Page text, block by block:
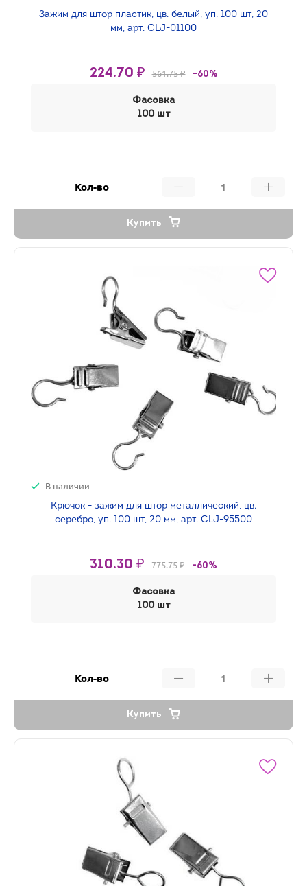
Зажим для штор пластик, цв. белый, уп. 100 шт, 20
мм, арт. CLJ-01100
224.70 ₽ 561.75 ₽ -60%
Фасовка
100 шт
Кол-во
Купить
В наличии
Крючок - зажим для штор металлический, цв.
серебро, уп. 100 шт, 20 мм, арт. CLJ-95500
310.30 ₽ 775.75 ₽ -60%
Фасовка
100 шт
Кол-во
Купить